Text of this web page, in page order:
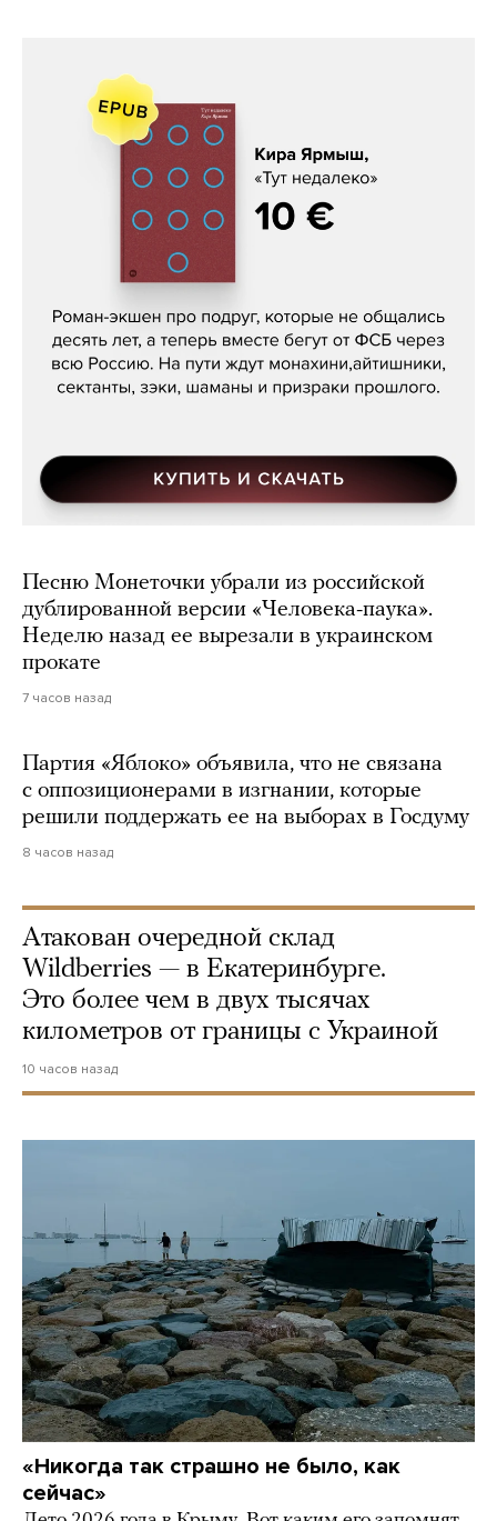
Кира Ярмыш, «Тут недалеко»
Песню Монеточки убрали из российской
дублированной версии «Человека-паука».
Неделю назад ее вырезали в украинском
прокате
7 часов назад
Партия «Яблоко» объявила, что не связана
с оппозиционерами в изгнании, которые
решили поддержать ее на выборах в Госдуму
8 часов назад
Атакован очередной склад
Wildberries — в Екатеринбурге.
Это более чем в двух тысячах
километров от границы с Украиной
10 часов назад
«Никогда так страшно не было, как
сейчас»